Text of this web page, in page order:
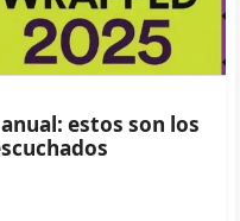
estos son los